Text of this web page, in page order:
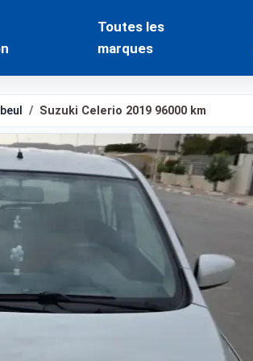
Toutes les
marques
Suzuki Celerio 2019 96000 km